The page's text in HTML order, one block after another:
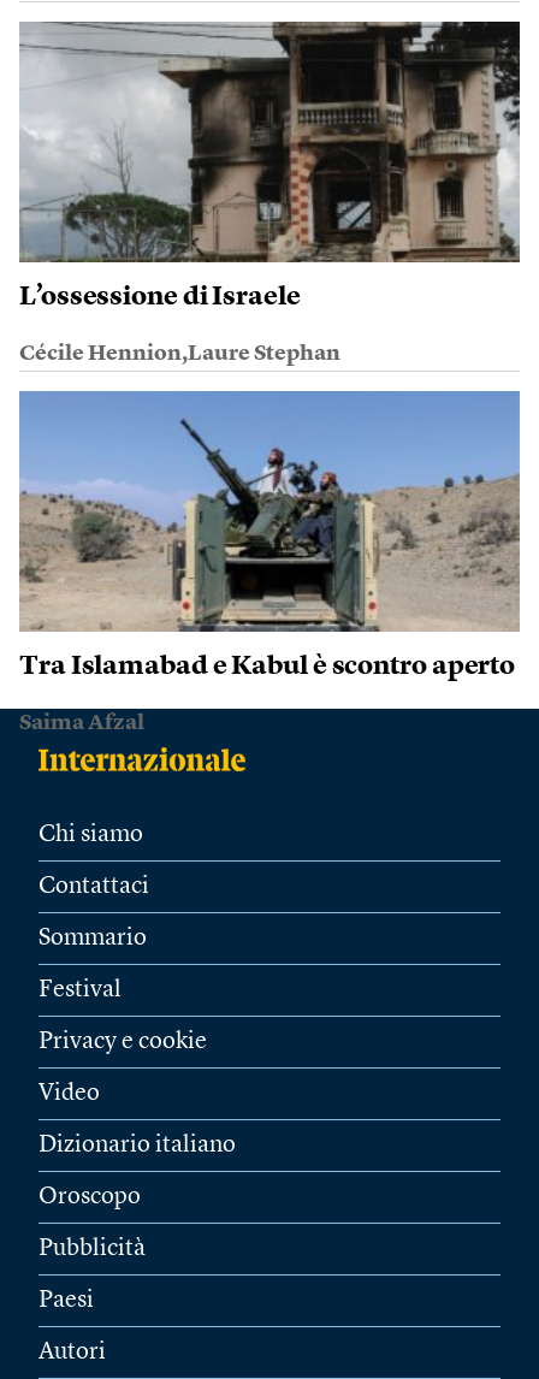
L’ossessione di Israele
Cécile Hennion,Laure Stephan
Tra Islamabad e Kabul è scontro aperto
Saima Afzal
Chi siamo
Contattaci
Sommario
Festival
Privacy e cookie
Video
Dizionario italiano
Oroscopo
Pubblicità
Paesi
Autori